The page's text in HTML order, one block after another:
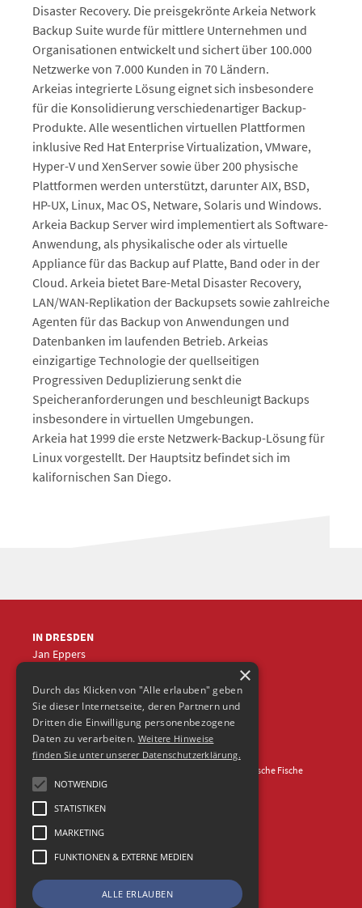
Disaster Recovery. Die preisgekrönte Arkeia Network
Backup Suite wurde für mittlere Unternehmen und
Organisationen entwickelt und sichert über 100.000
Netzwerke von 7.000 Kunden in 70 Ländern.
Arkeias integrierte Lösung eignet sich insbesondere
für die Konsolidierung verschiedenartiger Backup-
Produkte. Alle wesentlichen virtuellen Plattformen
inklusive Red Hat Enterprise Virtualization, VMware,
Hyper-V und XenServer sowie über 200 physische
Plattformen werden unterstützt, darunter AIX, BSD,
HP-UX, Linux, Mac OS, Netware, Solaris und Windows.
Arkeia Backup Server wird implementiert als Software-
Anwendung, als physikalische oder als virtuelle
Appliance für das Backup auf Platte, Band oder in der
Cloud. Arkeia bietet Bare-Metal Disaster Recovery,
LAN/WAN-Replikation der Backupsets sowie zahlreiche
Agenten für das Backup von Anwendungen und
Datenbanken im laufenden Betrieb. Arkeias
einzigartige Technologie der quellseitigen
Progressiven Deduplizierung senkt die
Speicheranforderungen und beschleunigt Backups
insbesondere in virtuellen Umgebungen.
Arkeia hat 1999 die erste Netzwerk-Backup-Lösung für
Linux vorgestellt. Der Hauptsitz befindet sich im
kalifornischen San Diego.
IN DRESDEN
Jan Eppers
jep@frische-fische.com
© 2026 Agentur Frische Fische
×
Durch das Klicken von "Alle erlauben" geben
Sie dieser Internetseite, deren Partnern und
Dritten die Einwilligung personenbezogene
Daten zu verarbeiten. Weitere Hinweise
finden Sie unter unserer Datenschutzerklärung.
NOTWENDIG
STATISTIKEN
MARKETING
FUNKTIONEN & EXTERNE MEDIEN
ALLE ERLAUBEN